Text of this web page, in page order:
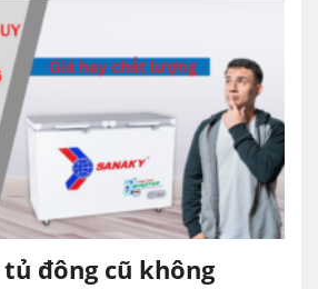
đông cũ không